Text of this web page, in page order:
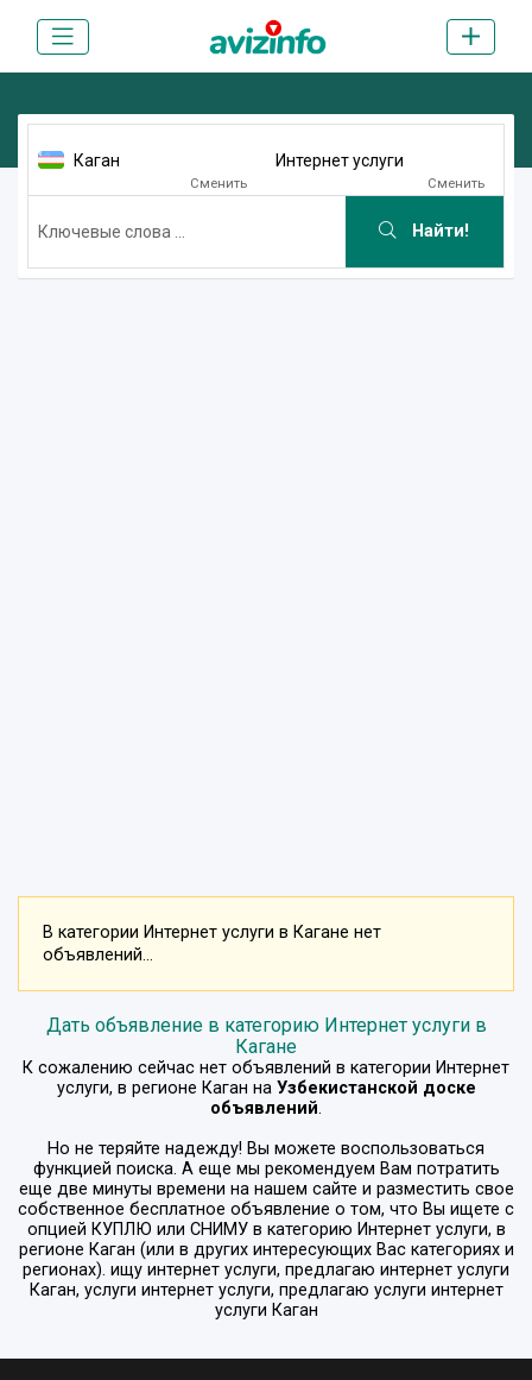
Каган
Сменить
Интернет услуги
Сменить
Найти!
В категории Интернет услуги в Кагане нет
объявлений...
Дать объявление в категорию Интернет услуги в
Кагане
К сожалению сейчас нет объявлений в категории Интернет
услуги, в регионе Каган на Узбекистанской доске
объявлений.
Но не теряйте надежду! Вы можете воспользоваться
функцией поиска. А еще мы рекомендуем Вам потратить
еще две минуты времени на нашем сайте и разместить свое
собственное бесплатное объявление о том, что Вы ищете с
опцией КУПЛЮ или СНИМУв категорию Интернет услуги, в
регионе Каган (или в других интересующих Вас категориях и
регионах). ищу интернет услуги, предлагаю интернет услуги
Каган, услуги интернет услуги, предлагаю услуги интернет
услуги Каган